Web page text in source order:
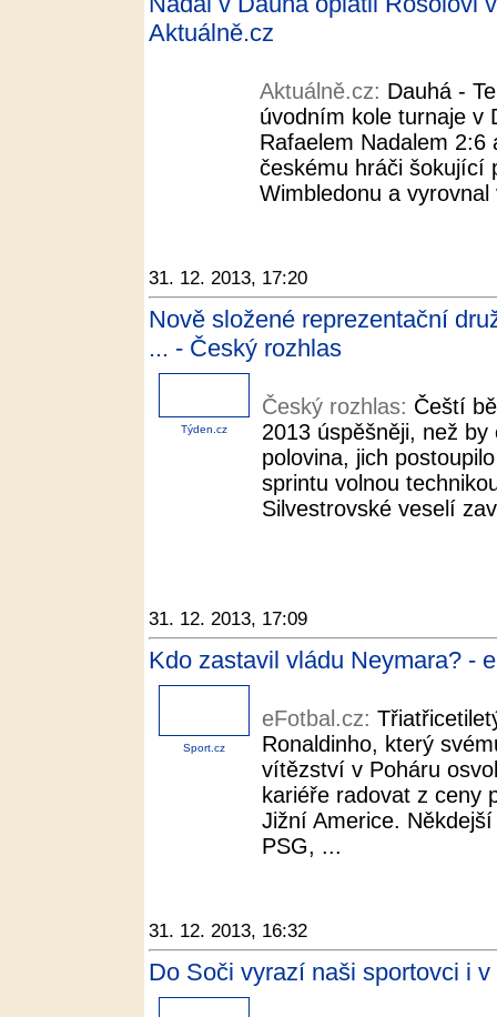
Aktuálně.cz
Aktuálně.cz: Dauhá -
úvodním kole turnaje v
Rafaelem Nadalem 2:6
českému hráči šokující
Wimbledonu a
31. 12. 2013, 17:20
Nově složené reprezentační
... - Český rozhlas
Týden.cz
Český rozhlas: Čeští
2013 úspěšněji, než
polovina, jich
sprintu volnou
Silvestrovské veselí
31. 12. 2013, 17:09
Kdo zastavil vládu Neymara? -
Sport.cz
eFotbal.cz:
Ronaldinho, který
vítězství v Poháru
kariéře radovat z ceny
Jižní Americe.
PSG, ...
31. 12. 2013, 16:32
Do Soči vyrazí naši sportovci i